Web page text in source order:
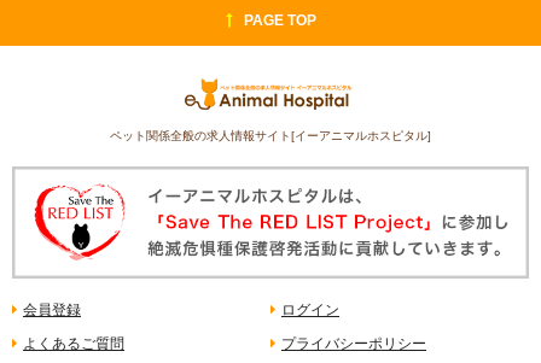
PAGE TOP
ペット関係全般の求人情報サイト[イーアニマルホスピタル]
会員登録
ログイン
よくあるご質問
プライバシーポリシー